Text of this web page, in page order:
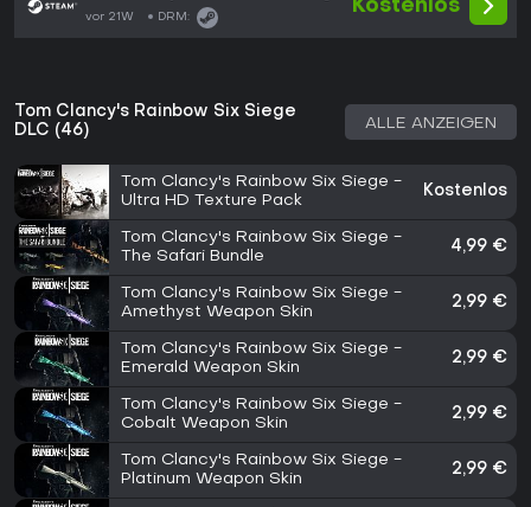
vor 21W DRM:
Kostenlos
Tom Clancy's Rainbow Six Siege
DLC (46)
ALLE ANZEIGEN
Tom Clancy's Rainbow Six Siege -
Ultra HD Texture Pack
Kostenlos
Tom Clancy's Rainbow Six Siege -
The Safari Bundle
4,99 €
Tom Clancy's Rainbow Six Siege -
Amethyst Weapon Skin
2,99 €
Tom Clancy's Rainbow Six Siege -
Emerald Weapon Skin
2,99 €
Tom Clancy's Rainbow Six Siege -
Cobalt Weapon Skin
2,99 €
Tom Clancy's Rainbow Six Siege -
Platinum Weapon Skin
2,99 €